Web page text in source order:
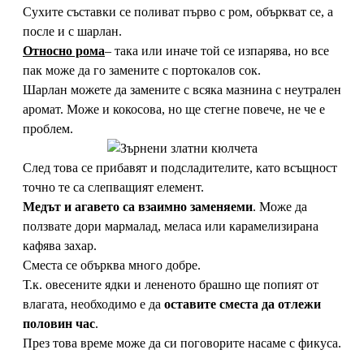
Сухите съставки се поливат първо с ром, объркват се, а
после и с шарлан.
Относно рома– така или иначе той се изпарява, но все
пак може да го замените с портокалов сок.
Шарлан можете да замените с всяка мазнина с неутрален
аромат. Може и кокосова, но ще стегне повече, не че е
проблем.
След това се прибавят и подсладителите, като всъщност
точно те са слепващият елемент.
Медът и агавето са взаимно заменяеми. Може да
ползвате дори мармалад, меласа или карамелизирана
кафява захар.
Сместа се обърква много добре.
Т.к. овесените ядки и лененото брашно ще попият от
влагата, необходимо е да оставите сместа да отлежи
половин час.
През това време може да си поговорите насаме с фикуса.